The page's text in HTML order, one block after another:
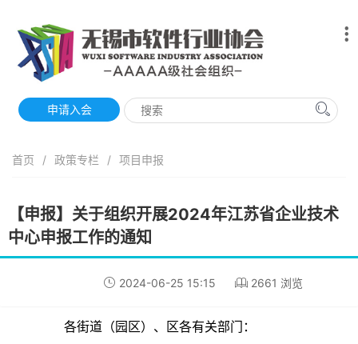
申请入会
首页 / 政策专栏 / 项目申报
【申报】关于组织开展2024年江苏省企业技术
中心申报工作的通知
2024-06-25 15:15 2661 浏览
各街道（园区）、区各有关部门：